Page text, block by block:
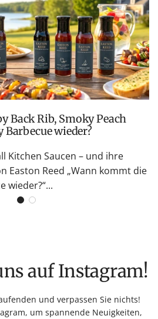
Back Rib, Smoky Peach
wieder?
Kitchen Saucen – und ihre
Easton Reed „Wann kommt die
wieder?“...
auf Instagram!
und verpassen Sie nichts!
um spannende Neuigkeiten,